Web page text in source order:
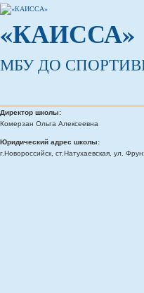
«КАИССА»
МБУ ДО
Директор школы:
Комерзан Ольга Алексеевна
Юридический адрес школы:
г.Новороссийск, ст.Натухаевская, ул.